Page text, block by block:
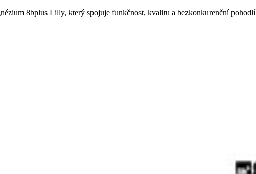
8bplus Lilly, který spojuje funkčnost, kvalitu a bezkonkurenční